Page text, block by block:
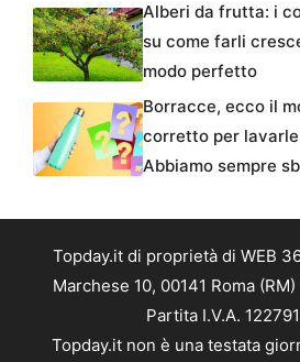
Alberi da frutta: i
su come farli
modo perfetto
Borracce, ecco il
corretto per
Abbiamo sempre
Topday.it di proprietà di WEB
Marchese 10, 00141 Roma
Partita I.V.A.
Topday.it non è una testata